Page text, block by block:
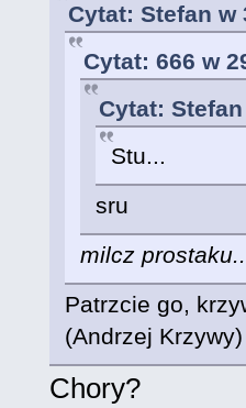
Cytat: Stefan w
Cytat: 666 w
Cytat:
Stu...
sru
milcz
Patrzcie go,
(Andrzej Krzywy)
Chory?